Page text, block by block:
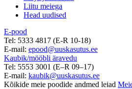
Liitu meiega
Head uudised
E-pood
Tel: 5333 4817 (E-R 10-18)
E-mail: epood@uuskasutus.ee
Kaubik/mööbli äravedu
Tel: 5553 3001 (E–R 09–17)
E-mail: kaubik@uuskasutus.ee
Kõikide meie poodide andmed leiad